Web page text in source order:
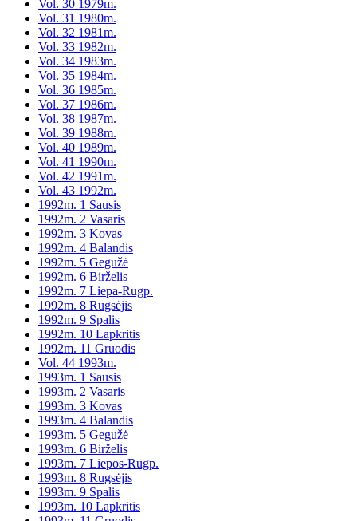
Vol. 30 1979m.
Vol. 31 1980m.
Vol. 32 1981m.
Vol. 33 1982m.
Vol. 34 1983m.
Vol. 35 1984m.
Vol. 36 1985m.
Vol. 37 1986m.
Vol. 38 1987m.
Vol. 39 1988m.
Vol. 40 1989m.
Vol. 41 1990m.
Vol. 42 1991m.
Vol. 43 1992m.
1992m. 1 Sausis
1992m. 2 Vasaris
1992m. 3 Kovas
1992m. 4 Balandis
1992m. 5 Gegužė
1992m. 6 Birželis
1992m. 7 Liepa-Rugp.
1992m. 8 Rugsėjis
1992m. 9 Spalis
1992m. 10 Lapkritis
1992m. 11 Gruodis
Vol. 44 1993m.
1993m. 1 Sausis
1993m. 2 Vasaris
1993m. 3 Kovas
1993m. 4 Balandis
1993m. 5 Gegužė
1993m. 6 Birželis
1993m. 7 Liepos-Rugp.
1993m. 8 Rugsėjis
1993m. 9 Spalis
1993m. 10 Lapkritis